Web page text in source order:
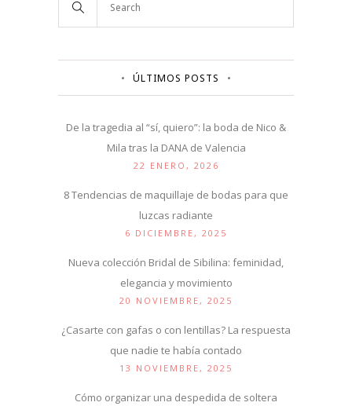
ÚLTIMOS POSTS
De la tragedia al “sí, quiero”: la boda de Nico &
Mila tras la DANA de Valencia
22 ENERO, 2026
8 Tendencias de maquillaje de bodas para que
luzcas radiante
6 DICIEMBRE, 2025
Nueva colección Bridal de Sibilina: feminidad,
elegancia y movimiento
20 NOVIEMBRE, 2025
¿Casarte con gafas o con lentillas? La respuesta
que nadie te había contado
13 NOVIEMBRE, 2025
Cómo organizar una despedida de soltera